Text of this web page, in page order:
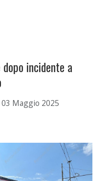
incidente a
03 Maggio 2025